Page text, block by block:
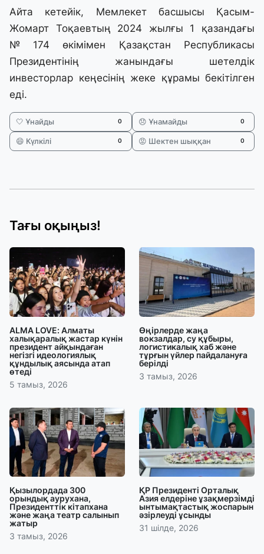
Айта кетейік, Мемлекет басшысы Қасым-
Жомарт Тоқаевтың 2024 жылғы 1 қазандағы
№ 174 өкімімен Қазақстан Республикасы
Президентінің жанындағы шетелдік
инвесторлар кеңесінің жеке құрамы бекітілген
еді.
🤍 Ұнайды 0 😞 Ұнамайды 0
😄 Күлкілі 0 😡 Шектен шыққан 0
Тағы оқыңыз!
ALMA LOVE: Алматы
халықаралық жастар күнін
президент айқындаған
негізгі идеологиялық
құндылық аясында атап
өтеді
5 тамыз, 2026
Өңірлерде жаңа
вокзалдар, су құбыры,
логистикалық хаб және
тұрғын үйлер пайдалануға
берілді
3 тамыз, 2026
Қызылордада 300
орындық аурухана,
Президенттік кітапхана
және жаңа театр салынып
жатыр
3 тамыз, 2026
ҚР Президенті Орталық
Азия елдеріне ұзақмерзімді
ынтымақтастық жоспарын
әзірлеуді ұсынды
31 шілде, 2026